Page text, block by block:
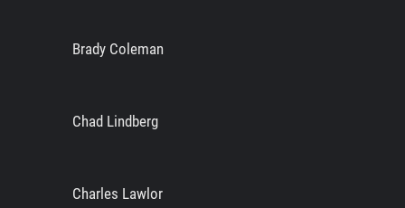
Brady Coleman
Chad Lindberg
Charles Lawlor